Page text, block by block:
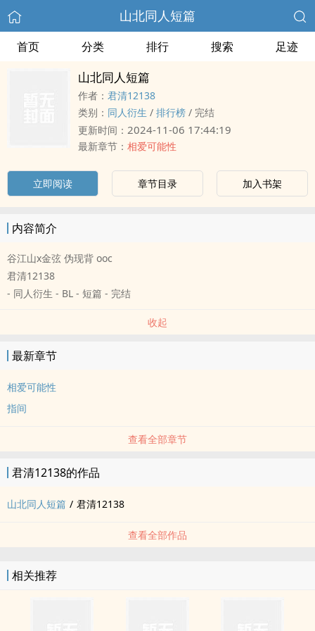
山北‎‍同‌人‍‎‌短篇
首页 分类 排行 搜索 足迹
山北‎‍同‌人‍‎‌短篇
作者： 君清12138
类别： ‎‍同‌人‍‎‌衍生 / 排行榜 / 完结
更新时间： 2024-11-06 17:44:19
最新章节： 相爱可能性
立即阅读 章节目录 加入书架
内容简介
谷江山x金弦 伪现背 ooc
君清12138
- ‎‍同‌人‍‎‌衍生 - BL - 短篇 - 完结
收起
最新章节
相爱可能性
指间
查看全部章节
君清12138的作品
山北‎‍同‌人‍‎‌短篇 / 君清12138
查看全部作品
相关推荐